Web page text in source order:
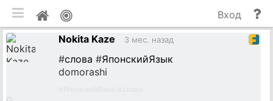
Мой
профиль
и
Вход
Nokita Kaze
3 мес. назад
#слова #ЯпонскийЯзык
domorashi
мобильная версия